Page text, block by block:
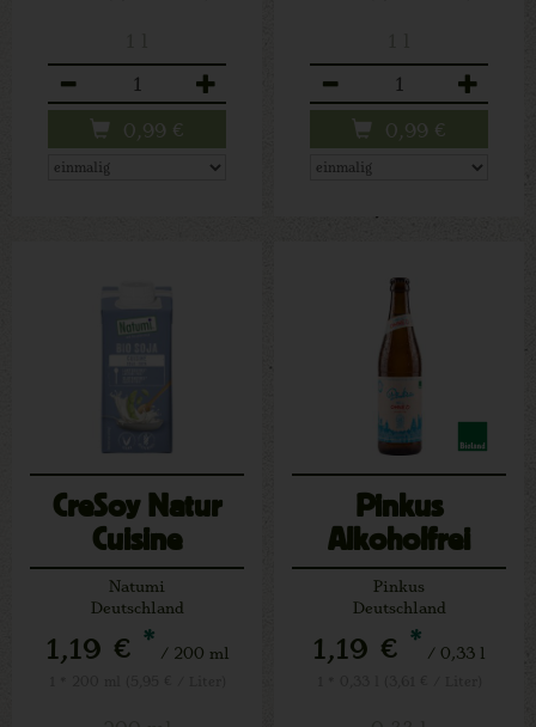
0,99 € 0,99 €
CreSoy Natur
Cuisine
Natumi
Deutschland
1,19 € * / 200 ml
Pinkus
Alkoholfrei
Pinkus
Deutschland
1,19 € * / 0,33 l